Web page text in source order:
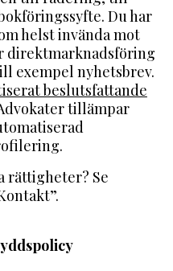
Du har
helst invända mot
direktmarknadsföring
exempel nyhetsbrev.
beslutsfattande
tillämpar
rättigheter? Se